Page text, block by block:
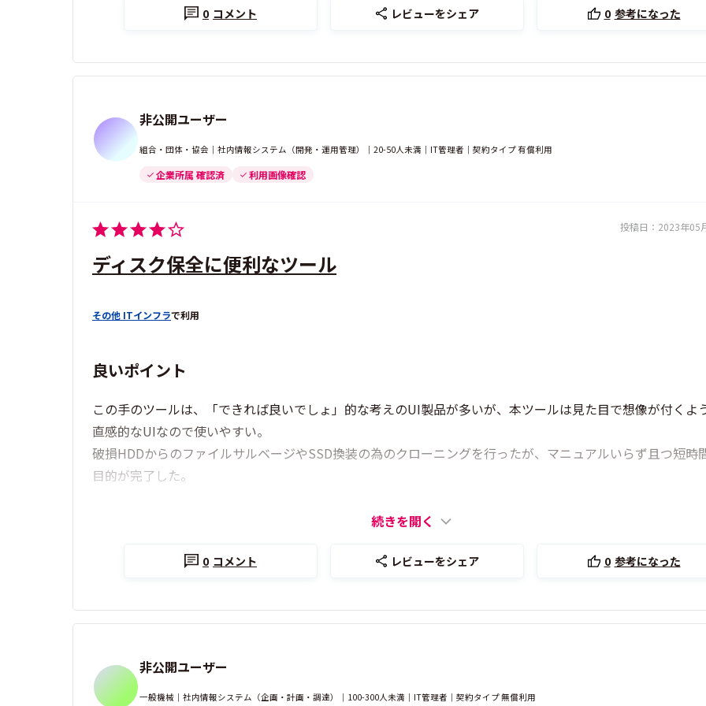
0 コメント レビューをシェア 0 参考になった
非公開ユーザー
組合・団体・協会｜社内情報システム（開発・運用管理）｜20-50人未満｜IT管理者｜契約タイプ 有償利用
企業所属 確認済 利用画像確認
投稿日： 2023年05
ディスク保全に便利なツール
その他 ITインフラで利用
良いポイント
この手のツールは、「できれば良いでしょ」的な考えのUI製品が多いが、本ツールは見た目で想像が付くよ
直感的なUIなので使いやすい。
破損HDDからのファイルサルベージやSSD換装の為のクローニングを行ったが、マニュアルいらず且つ短時
目的が完了した。
続きを開く
0 コメント レビューをシェア 0 参考になった
非公開ユーザー
一般機械｜社内情報システム（企画・計画・調達）｜100-300人未満｜IT管理者｜契約タイプ 無償利用